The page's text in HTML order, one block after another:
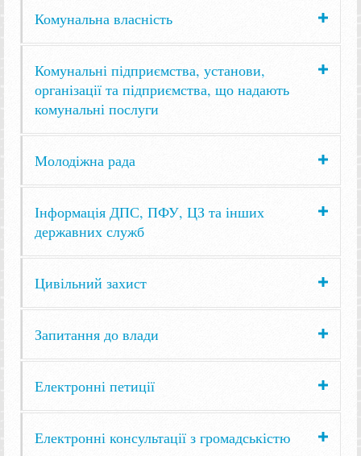
Комунальна власність
Комунальні підприємства, установи,
організації та підприємства, що надають
комунальні послуги
Молодіжна рада
Інформація ДПС, ПФУ, ЦЗ та інших
державних служб
Цивільний захист
Запитання до влади
Електронні петиції
Електронні консультації з громадськістю